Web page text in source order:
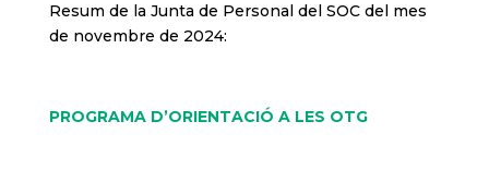
Resum de la Junta de Personal del SOC del mes
de novembre de 2024:
PROGRAMA D’ORIENTACIÓ A LES OTG